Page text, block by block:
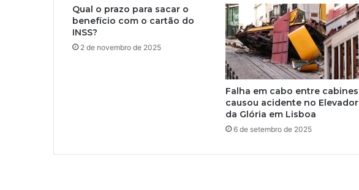
Qual o prazo para sacar o
benefício com o cartão do
INSS?
2 de novembro de 2025
Falha em cabo entre cabines
causou acidente no Elevador
da Glória em Lisboa
6 de setembro de 2025